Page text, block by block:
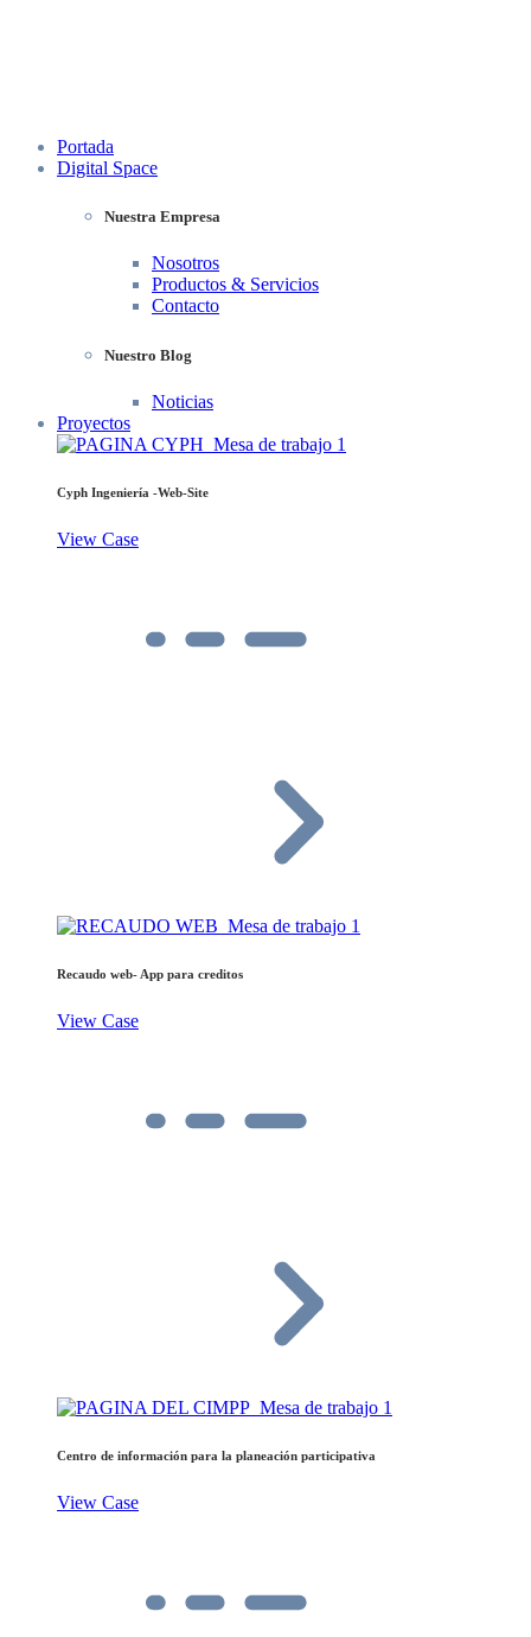
Portada
Digital Space
Nuestra Empresa
Nosotros
Productos & Servicios
Contacto
Nuestro Blog
Noticias
Proyectos
Cyph Ingeniería -Web-Site
View Case
Recaudo web- App para creditos
View Case
Centro de información para la planeación participativa
View Case